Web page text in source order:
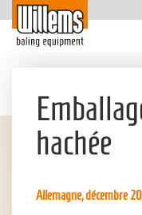
hachée
Allemagne, décembre